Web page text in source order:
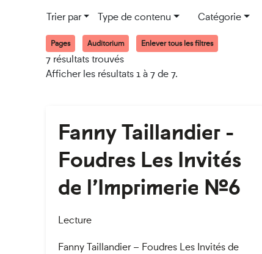
Trier par Type de contenu Catégorie
Pages Auditorium Enlever tous les filtres
7 résultats trouvés
Afficher les résultats 1 à 7 de 7.
Fanny Taillandier -
Foudres Les Invités
de l’Imprimerie n°6
Lecture
Fanny Taillandier – Foudres Les Invités de